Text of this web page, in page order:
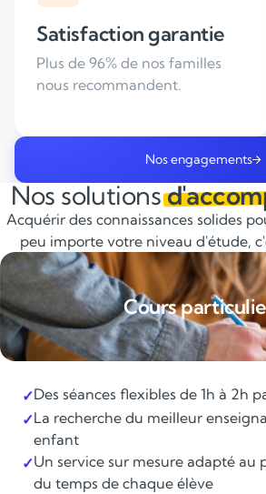
+19 000 élèves suivis /
an
Tous les ans, des familles nous
Nos engagements
Nos solutions
Acquérir des connaissances solides
peu importe votre niveau d'étude,
Cours
✓Des séances flexibles de 1h à 2h
✓La recherche du meilleur
enfant
✓Un service sur mesure adapté au
du temps de chaque élève